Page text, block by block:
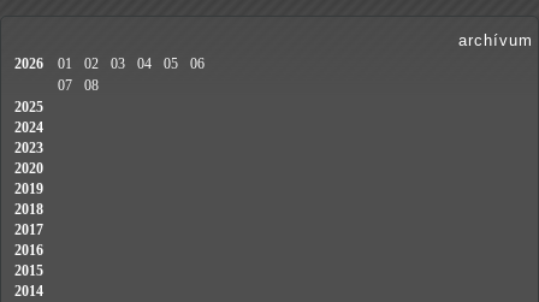
archívum
2026 01 02 03 04 05
06
07
08
2025
2024
2023
2020
2019
2018
2017
2016
2015
2014